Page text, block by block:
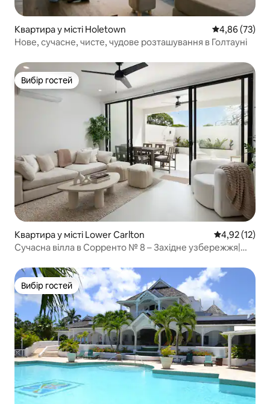
Квартира у місті Holetown Середня
4,86 (73)
Нове, сучасне, чисте, чудове розташування в Голтауні
Вибір гостей
Вибір гостей
Квартира у місті Lower Carlton Середня
4,92 (12)
Сучасна вілла в Сорренто № 8 – Західне узбережжя|
Вибір гостей
Вибір гостей